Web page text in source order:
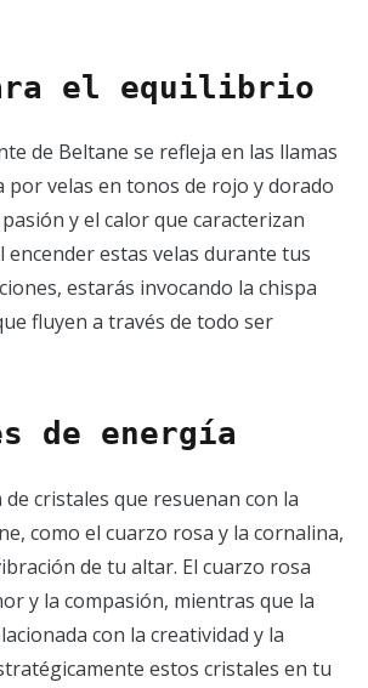
el equilibrio
de Beltane se refleja en las llamas
por velas en tonos de rojo y dorado
y el calor que caracterizan
encender estas velas durante tus
estarás invocando la chispa
fluyen a través de todo ser
de energía
cristales que resuenan con la
como el cuarzo rosa y la cornalina,
de tu altar. El cuarzo rosa
y la compasión, mientras que la
con la creatividad y la
estos cristales en tu